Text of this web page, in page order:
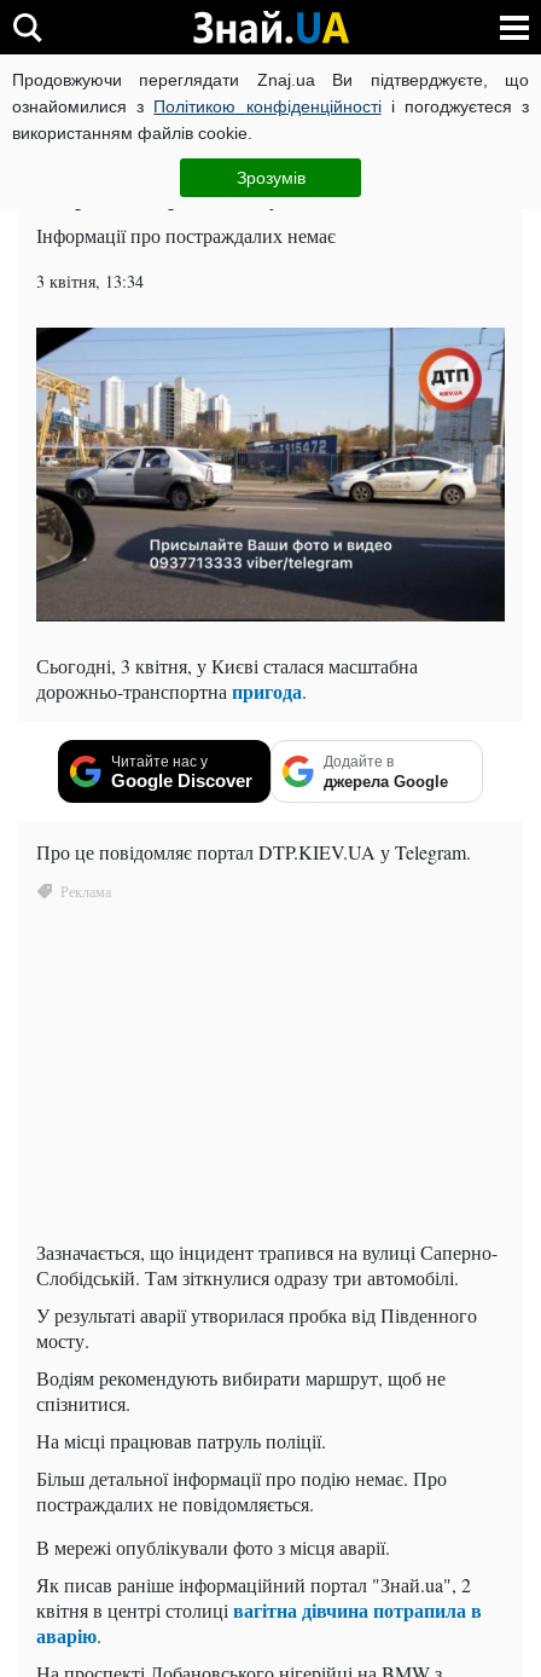
Продовжуючи переглядати Znaj.ua Ви підтверджуєте, що
ознайомилися з Політикою конфіденційностіі погоджуєтеся з
використанням файлів cookie.
Зрозумів
ВІЙНА РОСІЇ ПРОТИ УКРАЇНИ КОРОНАВІРУС В УКРАЇНІ
ЧИТАТЬ НА РУССКОМ
Потрійна аварія заблокувала Південний міст
Інформації про постраждалих немає
3 квітня, 13:34
Сьогодні, 3 квітня, у Києві сталася масштабна
дорожньо-транспортна пригода.
Читайте нас у
Google Discover
Додайте в
джерела Google
Про це повідомляє портал DTP.KIEV.UA у Telegram.
Зазначається, що інцидент трапився на вулиці Саперно-
Слобідській. Там зіткнулися одразу три автомобілі.
У результаті аварії утворилася пробка від Південного
мосту.
Водіям рекомендують вибирати маршрут, щоб не
спізнитися.
На місці працював патруль поліції.
Більш детальної інформації про подію немає. Про
постраждалих не повідомляється.
В мережі опублікували фото з місця аварії.
Як писав раніше інформаційний портал "Знай.ua", 2
квітня в центрі столиці вагітна дівчина потрапила в
аварію.